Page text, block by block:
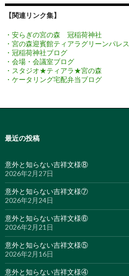
【関連リンク集】
・安らぎの宮の森 冠稲荷神社
・宮の森迎賓館ティアラグリーンパレス
・冠稲荷神社ブログ
・会場・会議室ブログ
・スタジオ★ティアラ★宮の森
・ケータリング宅配弁当ブログ
最近の投稿
意外と知らない吉祥文様⑧
2026年2月27日
意外と知らない吉祥文様⑦
2026年2月24日
意外と知らない吉祥文様⑥
2026年2月21日
意外と知らない吉祥文様⑤
2026年2月16日
意外と知らない吉祥文様④